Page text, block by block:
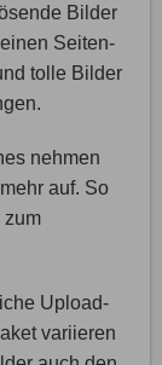
Bilder
Seiten-
tolle Bilder
nehmen
auf. So
zum
Upload-
variieren